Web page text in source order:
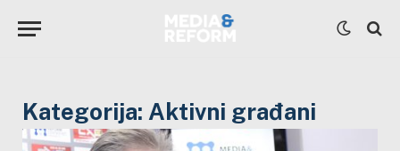
Kategorija: Aktivni građani